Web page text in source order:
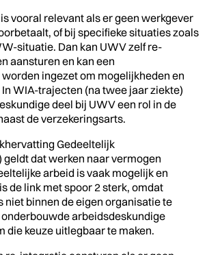
vooral relevant als er geen werkgever
of bij specifieke situaties zoals
situatie. Dan kan UWV zelf re-
aansturen en kan een
ingezet om mogelijkheden en
WIA-trajecten (na twee jaar ziekte)
deel bij UWV een rol in de
de verzekeringsarts.
Gedeeltelijk
dat werken naar vermogen
arbeid is vaak mogelijk en
de link met spoor 2 sterk, omdat
niet binnen de eigen organisatie te
onderbouwde arbeidsdeskundige
die keuze uitlegbaar te maken.